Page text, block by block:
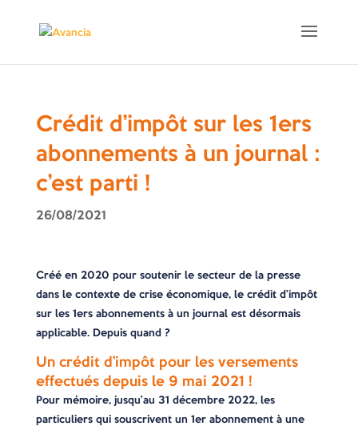
Crédit d’impôt sur les 1ers
abonnements à un journal :
c’est parti !
26/08/2021
Créé en 2020 pour soutenir le secteur de la presse
dans le contexte de crise économique, le crédit d’impôt
sur les 1ers abonnements à un journal est désormais
applicable. Depuis quand ?
Un crédit d’impôt pour les versements
effectués depuis le 9 mai 2021 !
Pour mémoire, jusqu’au 31 décembre 2022, les
particuliers qui souscrivent un 1er abonnement à une